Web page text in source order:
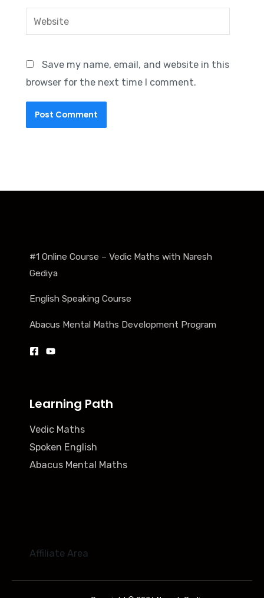
Website
Save my name, email, and website in this
browser for the next time I comment.
#1 Online Course – Vedic Maths with Naresh
Gediya
English Speaking Course
Abacus Mental Maths Development Program
Learning Path
Vedic Maths
Spoken English
Abacus Mental Maths
Affiliate Area